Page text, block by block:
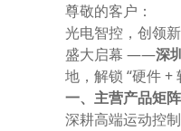
尊敬的客户：
光电智控，创领
盛大启幕 ——深
地，解锁 “硬件 +
一、主营产品矩
深耕高端运动控